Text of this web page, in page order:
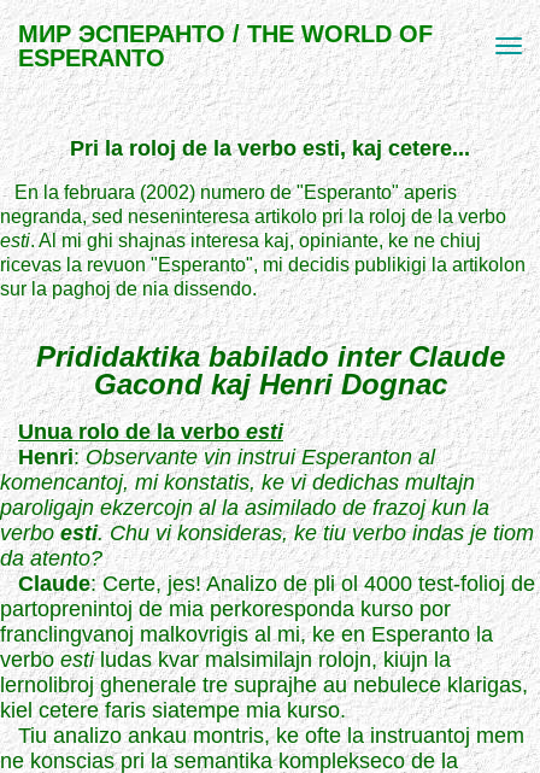
МИР ЭСПЕРАНТО / THE WORLD OF
ESPERANTO
Pri la roloj de la verbo esti, kaj cetere...
En la februara (2002) numero de "Esperanto" aperis
negranda, sed neseninteresa artikolo pri la roloj de la verbo
esti. Al mi ghi shajnas interesa kaj, opiniante, ke ne chiuj
ricevas la revuon "Esperanto", mi decidis publikigi la artikolon
sur la paghoj de nia dissendo.
Prididaktika babilado inter Claude
Gacond kaj Henri Dognac
Unua rolo de la verboesti
Henri:Observante vin instrui Esperanton al
komencantoj, mi konstatis, ke vi dedichas multajn
paroligajn ekzercojn al la asimilado de frazoj kun la
verboesti. Chu vi konsideras, ke tiu verbo indas je tiom
da atento?
Claude: Certe, jes! Analizo de pli ol 4000 test-folioj de
partoprenintoj de mia perkoresponda kurso por
franclingvanoj malkovrigis al mi, ke en Esperanto la
verboestiludas kvar malsimilajn rolojn, kiujn la
lernolibroj ghenerale tre suprajhe au nebulece klarigas,
kiel cetere faris siatempe mia kurso.
Tiu analizo ankau montris, ke ofte la instruantoj mem
ne konscias pri la semantika komplekseco de la